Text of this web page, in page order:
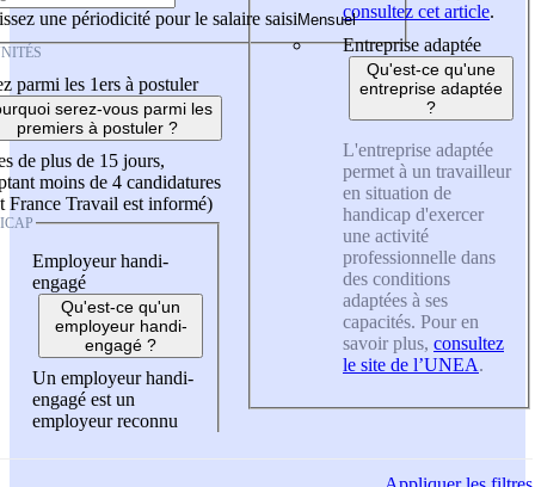
une périodicité pour le salaire saisi
parmi les 1ers à postuler
serez-vous parmi les
premiers à postuler ?
de plus de 15 jours,
moins de 4 candidatures
France Travail est informé)
Employeur handi-
engagé
Qu'est-ce qu'un
employeur handi-
engagé ?
Un employeur handi-
engagé est un
employeur reconnu
consultez cet article.
Entreprise adaptée
Qu'est-ce qu'une
entreprise adaptée
?
L'entreprise adaptée
permet à un travailleur
en situation de
handicap d'exercer
une activité
professionnelle dans
des conditions
adaptées à ses
capacités. Pour en
savoir plus, consultez
le site de l’UNEA.